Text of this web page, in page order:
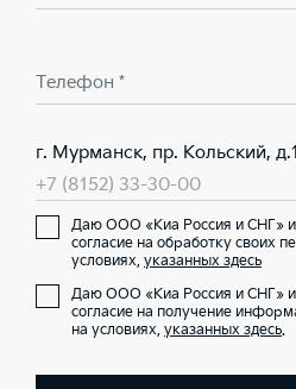
Телефон *
г. Мурманск, пр. Кольский,
+7 (8152) 33-30-00
Даю ООО «Киа Россия и СНГ»
согласие на обработку своих
условиях, указанных здесь
Даю ООО «Киа Россия и СНГ»
согласие на получение
на условиях, указанных здесь.